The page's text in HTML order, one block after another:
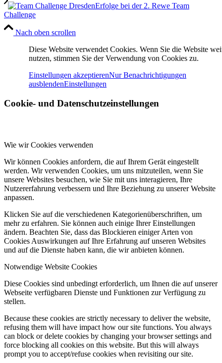
Erfolge bei der 2. Rewe Team
Challenge
Nach oben scrollen
Diese Website verwendet Cookies. Wenn Sie die Website
nutzen, stimmen Sie der Verwendung von Cookies zu.
Einstellungen akzeptierenNur Benachrichtigungen
ausblendenEinstellungen
Cookie- und Datenschutzeinstellungen
Wie wir Cookies verwenden
Wir können Cookies anfordern, die auf Ihrem Gerät eingestellt
werden. Wir verwenden Cookies, um uns mitzuteilen, wenn Sie
unsere Websites besuchen, wie Sie mit uns interagieren, Ihre
Nutzererfahrung verbessern und Ihre Beziehung zu unserer Website
anpassen.
Klicken Sie auf die verschiedenen Kategorienüberschriften, um
mehr zu erfahren. Sie können auch einige Ihrer Einstellungen
ändern. Beachten Sie, dass das Blockieren einiger Arten von
Cookies Auswirkungen auf Ihre Erfahrung auf unseren Websites
und auf die Dienste haben kann, die wir anbieten können.
Notwendige Website Cookies
Diese Cookies sind unbedingt erforderlich, um Ihnen die auf unserer
Webseite verfügbaren Dienste und Funktionen zur Verfügung zu
stellen.
Because these cookies are strictly necessary to deliver the website,
refusing them will have impact how our site functions. You always
can block or delete cookies by changing your browser settings and
force blocking all cookies on this website. But this will always
prompt you to accept/refuse cookies when revisiting our site.